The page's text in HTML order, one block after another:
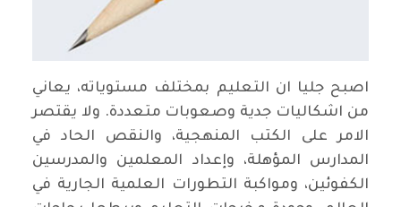
اصبح جليا ان التعليم بمختلف مستوياته، يعاني
من اشكاليات جدية وصعوبات متعددة. ولا يقتصر
الامر على الكتب المنهجية، والنقص الحاد في
المدارس المؤهلة، وإعداد المعلمين والمدرسين
الكفوئين، ومواكبة التطورات العلمية الجارية في